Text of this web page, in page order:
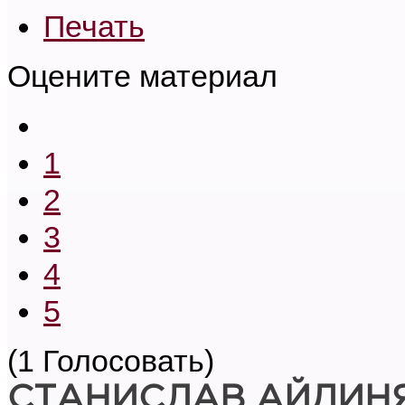
Печать
Оцените материал
1
2
3
4
5
(1 Голосовать)